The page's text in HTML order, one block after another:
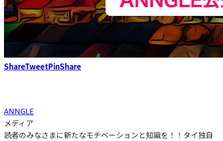
ShareTweetPinShare
ANNGLE
メディア
読者のみなさまに新たなモチベーションと知識を！！タイ独自